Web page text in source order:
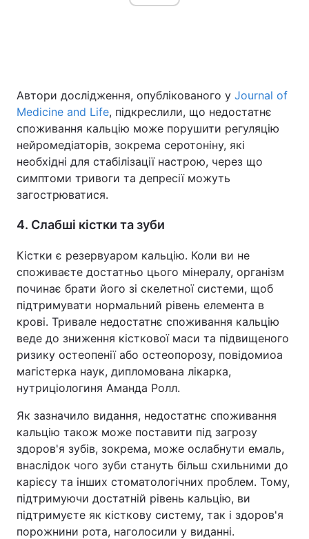
Автори дослідження, опублікованого у Journal of
Medicine and Life, підкреслили, що недостатнє
споживання кальцію може порушити регуляцію
нейромедіаторів, зокрема серотоніну, які
необхідні для стабілізації настрою, через що
симптоми тривоги та депресії можуть
загострюватися.
4. Слабші кістки та зуби
Кістки є резервуаром кальцію. Коли ви не
споживаєте достатньо цього мінералу, організм
починає брати його зі скелетної системи, щоб
підтримувати нормальний рівень елемента в
крові. Тривале недостатнє споживання кальцію
веде до зниження кісткової маси та підвищеного
ризику остеопенії або остеопорозу, повідомиоа
магістерка наук, дипломована лікарка,
нутриціологиня Аманда Ролл.
Як зазначило видання, недостатнє споживання
кальцію також може поставити під загрозу
здоров'я зубів, зокрема, може ослабнути емаль,
внаслідок чого зуби стануть більш схильними до
карієсу та інших стоматологічних проблем. Тому,
підтримуючи достатній рівень кальцію, ви
підтримуєте як кісткову систему, так і здоров'я
порожнини рота, наголосили у виданні.